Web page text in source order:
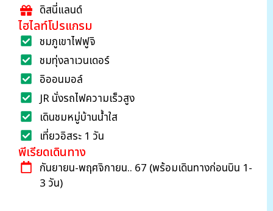
ดิสนี่แลนด์
ไฮไลท์โปรแกรม
ชมภูเขาไฟฟูจิ
ชมทุ่งลาเวนเดอร์
อิออนมอล์
JR นั่งรถไฟความเร็วสูง
เดินชมหมู่บ้านน้ำใส
เที่ยวอิสระ 1 วัน
พีเรียดเดินทาง
กันยายน-พฤศจิกายน.. 67 (พร้อมเดินทางก่อนบิน 1-
3 วัน)